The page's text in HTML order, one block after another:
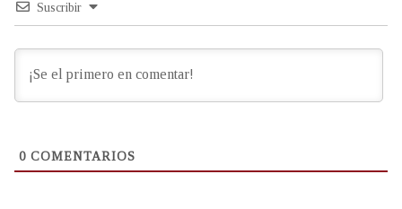
Suscribir
0 COMENTARIOS